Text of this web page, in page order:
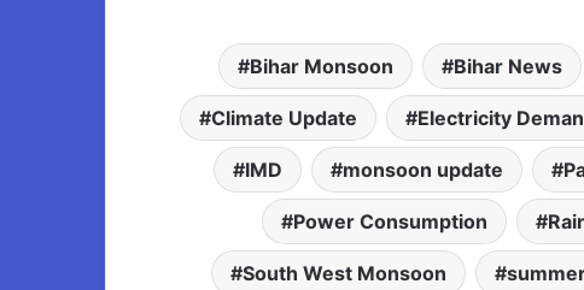
Bihar Monsoon Bihar News
Climate Update Electricity
IMD monsoon update
Power Consumption
South West Monsoon